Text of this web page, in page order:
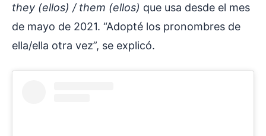
they (ellos) / them (ellos) que usa desde el mes
de mayo de 2021. “Adopté los pronombres de
ella/ella otra vez”, se explicó.